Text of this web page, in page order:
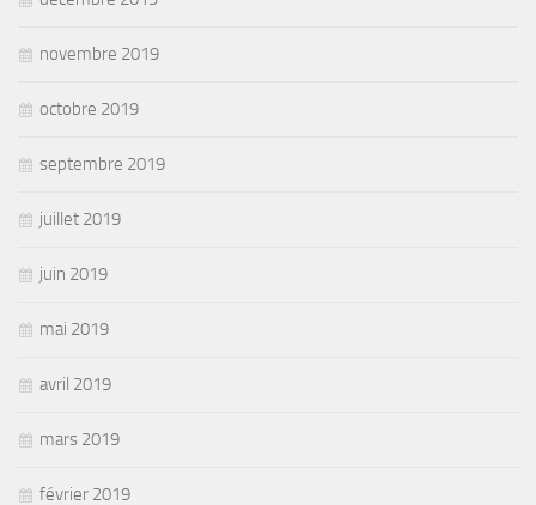
novembre 2019
octobre 2019
septembre 2019
juillet 2019
juin 2019
mai 2019
avril 2019
mars 2019
février 2019